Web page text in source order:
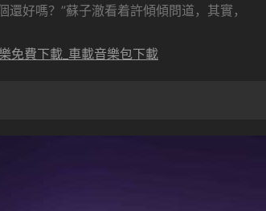
還好嗎？”蘇子澈看着許傾傾問道，其實，
免費下載_車載音樂包下載